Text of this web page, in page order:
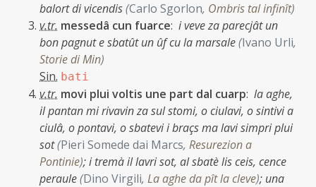
balort di vicendis(Carlo Sgorlon, Ombris tal infinît)
v.tr. messedâ cun fuarce: i veve za parecjât un
bon pagnut e sbatût un ûf cu la marsale(Ivano Urli,
Storie di Min)
Sin. bati
v.tr. movi plui voltis une part dal cuarp: la aghe,
il pantan mi rivavin za sul stomi, o ciulavi, o sintivi a
ciulâ, o pontavi, o sbatevi i braçs ma lavi simpri plui
sot(Pieri Somede dai Marcs, Resurezion a
Pontinie);i tremà il lavri sot, al sbatè lis ceis, cence
peraule(Dino Virgili, La aghe da pît la cleve); una